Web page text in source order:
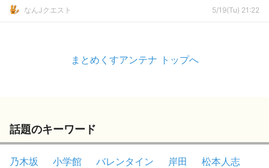
なんJクエスト 5/19(Tu) 21:22
まとめくすアンテナ トップへ
話題のキーワード
乃木坂 小学館 バレンタイン 岸田
松本人志